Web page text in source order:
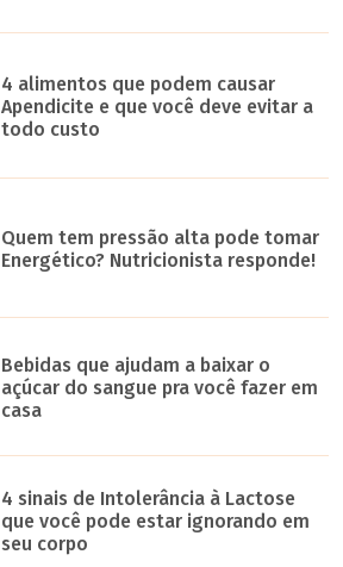
4 alimentos que podem causar
Apendicite e que você deve evitar a
todo custo
Quem tem pressão alta pode tomar
Energético? Nutricionista responde!
Bebidas que ajudam a baixar o
açúcar do sangue pra você fazer em
casa
4 sinais de Intolerância à Lactose
que você pode estar ignorando em
seu corpo